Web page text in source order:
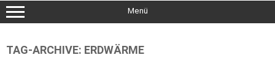
Menü
TAG-ARCHIVE: ERDWÄRME